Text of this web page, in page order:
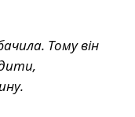
Тому він